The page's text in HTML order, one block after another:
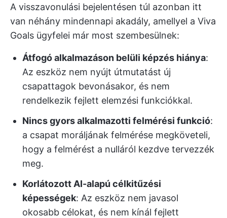
A visszavonulási bejelentésen túl azonban itt
van néhány mindennapi akadály, amellyel a Viva
Goals ügyfelei már most szembesülnek:
Átfogó alkalmazáson belüli képzés hiánya:
Az eszköz nem nyújt útmutatást új
csapattagok bevonásakor, és nem
rendelkezik fejlett elemzési funkciókkal.
Nincs gyors alkalmazotti felmérési funkció:
a csapat moráljának felmérése megköveteli,
hogy a felmérést a nulláról kezdve tervezzék
meg.
Korlátozott AI-alapú célkitűzési
képességek: Az eszköz nem javasol
okosabb célokat, és nem kínál fejlett